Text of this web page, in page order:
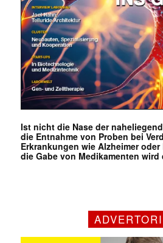
Ist nicht die Nase der
die Entnahme von Proben bei
Erkrankungen wie Alzheimer
die Gabe von Medikamenten